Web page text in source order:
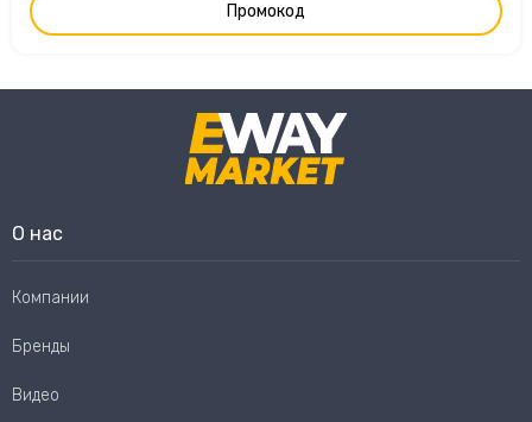
Промокод
О нас
Компании
Бренды
Видео